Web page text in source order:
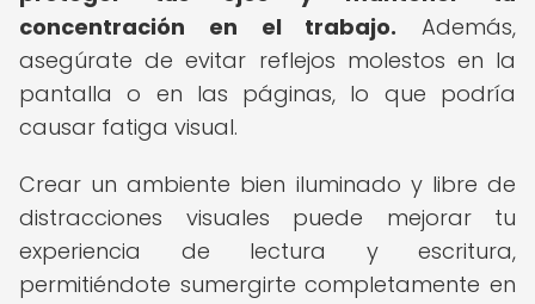
concentración en el trabajo. Además,
asegúrate de evitar reflejos molestos en la
pantalla o en las páginas, lo que podría
causar fatiga visual.
Crear un ambiente bien iluminado y libre de
distracciones visuales puede mejorar tu
experiencia de lectura y escritura,
permitiéndote sumergirte completamente en